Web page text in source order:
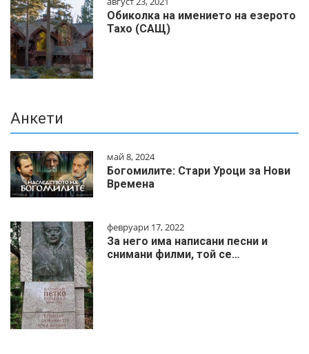
Обиколка на имението на езерото
Тахо (САЩ)
Анкети
май 8, 2024
Богомилите: Стари Уроци за Нови
Времена
февруари 17, 2022
За него има написани песни и
снимани филми, той се…